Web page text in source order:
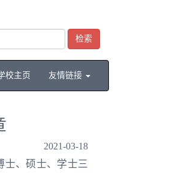
检索
校主页 友情链接
2021-03-18
士、硕士、学士三